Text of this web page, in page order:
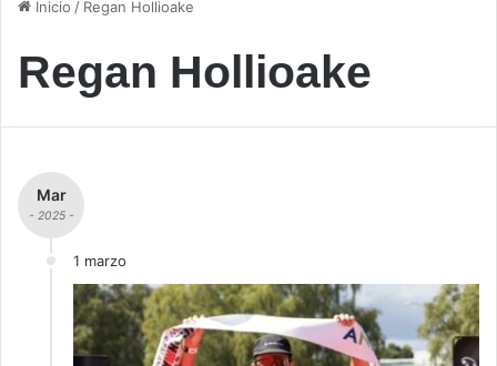
Inicio / Regan Hollioake
Regan Hollioake
Mar
- 2025 -
1 marzo